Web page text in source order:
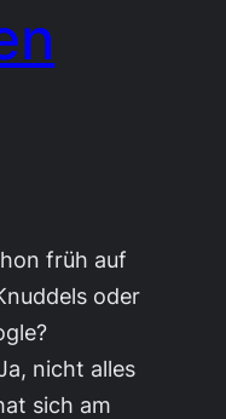
früh auf
oder
nicht alles
sich am